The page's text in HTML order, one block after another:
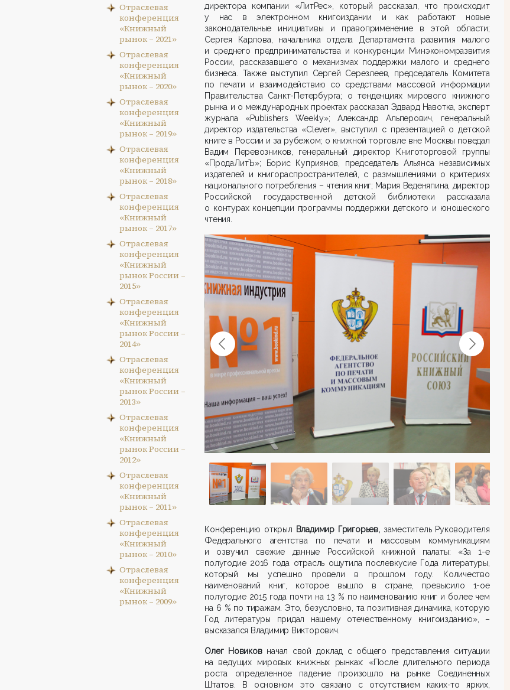
Отраслевая
конференция
«Книжный
рынок – 2021»
Отраслевая
конференция
«Книжный
рынок – 2020»
Отраслевая
конференция
«Книжный
рынок – 2019»
Отраслевая
конференция
«Книжный
рынок – 2018»
Отраслевая
конференция
«Книжный
рынок – 2017»
Отраслевая
конференция
«Книжный
рынок России –
2015»
Отраслевая
конференция
«Книжный
рынок России –
2014»
Отраслевая
конференция
«Книжный
рынок России –
2013»
Отраслевая
конференция
«Книжный
рынок России –
2012»
Отраслевая
конференция
«Книжный
рынок – 2011»
Отраслевая
конференция
«Книжный
рынок – 2010»
Отраслевая
конференция
«Книжный
рынок – 2009»
директора компании «ЛитРес», который рассказал, что происходит
у нас в электронном книгоиздании и как работают новые
законодательные инициативы и правоприменение в этой области;
Сергея Карлова, начальника отдела Департамента развития малого
и среднего предпринимательства и конкуренции Минэкономразвития
России, рассказавшего о механизмах поддержки малого и среднего
бизнеса. Также выступил Сергей Серезлеев, председатель Комитета
по печати и взаимодействию со средствами массовой информации
Правительства Санкт-Петербурга; о тенденциях мирового книжного
рынка и о международных проектах рассказал Эдвард Навотка, эксперт
журнала «Publishers Weekly»; Александр Альперович, генеральный
директор издательства «Clever», выступил с презентацией о детской
книге в России и за рубежом; о книжной торговле вне Москвы поведал
Вадим Перевозников, генеральный директор Книготорговой группы
«ПродаЛитЪ»; Борис Куприянов, председатель Альянса независимых
издателей и книгораспространителей, с размышлениями о критериях
национального потребления – чтения книг; Мария Веденяпина, директор
Российской государственной детской библиотеки рассказала
о контурах концепции программы поддержки детского и юношеского
чтения.
Конференцию открыл Владимир Григорьев,заместитель Руководителя
Федерального агентства по печати и массовым коммуникациям
и озвучил свежие данные Российской книжной палаты: «За 1-е
полугодие 2016 года отрасль ощутила послевкусие Года литературы,
который мы успешно провели в прошлом году. Количество
наименований книг, которое вышло в стране, превысило 1-ое
полугодие 2015 года почти на 13 % по наименованию книг и более чем
на 6 % по тиражам. Это, безусловно, та позитивная динамика, которую
Год литературы придал нашему отечественному книгоизданию», –
высказался Владимир Викторович.
Олег Новиковначал свой доклад с общего представления ситуации
на ведущих мировых книжных рынках: «После длительного периода
роста определенное падение произошло на рынке Соединенных
Штатов. В основном это связано с отсутствием каких-то ярких,